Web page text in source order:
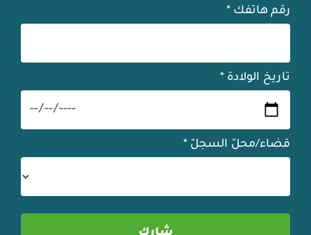
رقم هاتفك *
تاريخ الولادة *
قضاء/محلّ السجلّ *